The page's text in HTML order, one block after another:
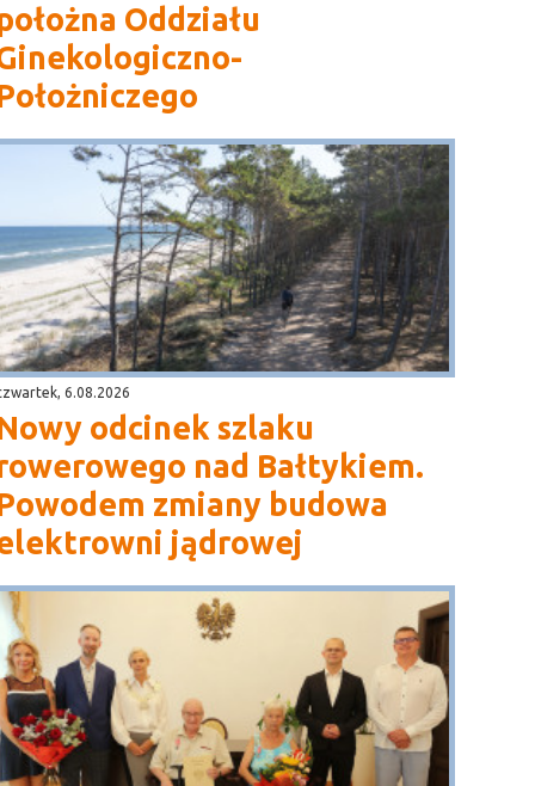
Oddziału
6.08.2026
odcinek szlaku
nad Bałtykiem.
zmiany budowa
jądrowej